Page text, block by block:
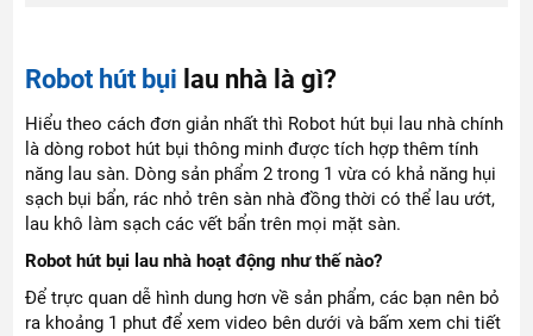
Robot hút bụi lau nhà là gì?
Hiểu theo cách đơn giản nhất thì Robot hút bụi lau nhà chính
là dòng robot hút bụi thông minh được tích hợp thêm tính
năng lau sàn. Dòng sản phẩm 2 trong 1 vừa có khả năng hụi
sạch bụi bẩn, rác nhỏ trên sàn nhà đồng thời có thể lau ướt,
lau khô làm sạch các vết bẩn trên mọi mặt sàn.
Robot hút bụi lau nhà hoạt động như thế nào?
Để trực quan dễ hình dung hơn về sản phẩm, các bạn nên bỏ
ra khoảng 1 phut để xem video bên dưới và bấm xem chi tiết